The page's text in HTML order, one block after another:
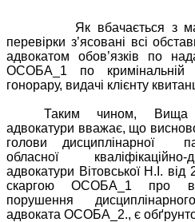
Як вбачається з
перевірки з’ясовані всі
адвокатом обов’язків по
ОСОБА_1 по кримінальній
гонорару, видачі клієнту
Таким чином, Вища
адвокатури вважає, що
голови дисциплінарної
обласної кваліфікаційно-
адвокатури Вітовської Н.І.
скаргою ОСОБА_1 про
порушення
адвоката ОСОБА_2., є